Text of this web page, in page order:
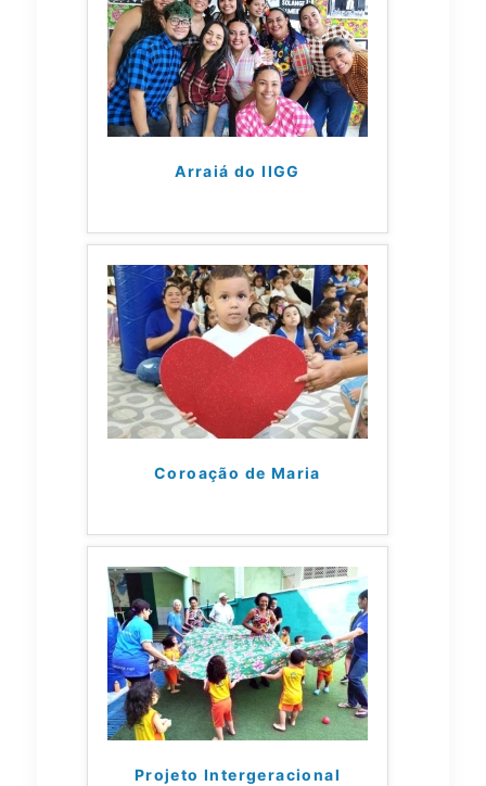
Arraiá do IIGG
Coroação de Maria
Projeto Intergeracional